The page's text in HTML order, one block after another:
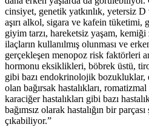
cinsiyet, genetik yatkınlık, yetersiz
aşırı alkol, sigara ve kafein tüketimi,
giyim tarzı, hareketsiz yaşam,
ilaçların kullanılmış olunması ve
gerçekleşen menopoz risk faktörleri
hormonu eksiklikleri, böbrek üstü,
gibi bazı endokrinolojik
olan bağırsak hastalıkları,
karaciğer hastalıkları gibi bazı
bağımsız olarak hastalığın bir
çıkabiliyor.”